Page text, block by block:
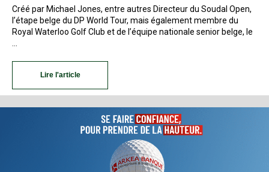
Créé par Michael Jones, entre autres Directeur du Soudal Open,
l’étape belge du DP World Tour, mais également membre du
Royal Waterloo Golf Club et de l’équipe nationale senior belge, le
Lire l'article